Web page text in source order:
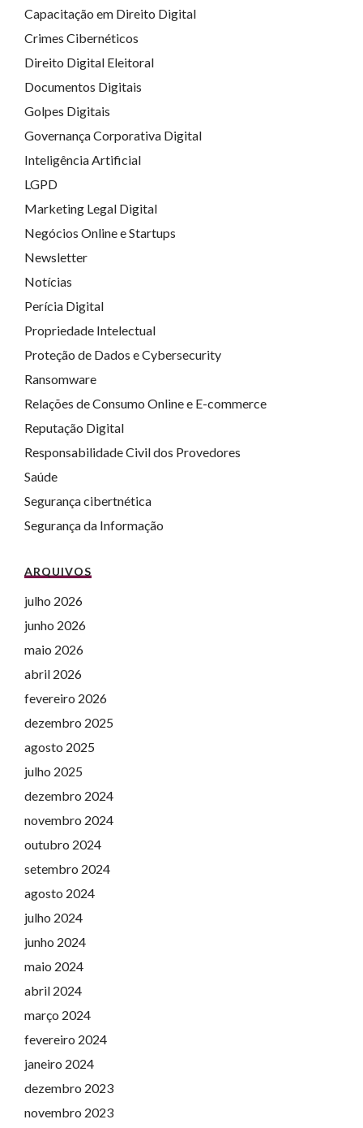
Capacitação em Direito Digital
Crimes Cibernéticos
Direito Digital Eleitoral
Documentos Digitais
Golpes Digitais
Governança Corporativa Digital
Inteligência Artificial
LGPD
Marketing Legal Digital
Negócios Online e Startups
Newsletter
Notícias
Perícia Digital
Propriedade Intelectual
Proteção de Dados e Cybersecurity
Ransomware
Relações de Consumo Online e E-commerce
Reputação Digital
Responsabilidade Civil dos Provedores
Saúde
Segurança cibertnética
Segurança da Informação
ARQUIVOS
julho 2026
junho 2026
maio 2026
abril 2026
fevereiro 2026
dezembro 2025
agosto 2025
julho 2025
dezembro 2024
novembro 2024
outubro 2024
setembro 2024
agosto 2024
julho 2024
junho 2024
maio 2024
abril 2024
março 2024
fevereiro 2024
janeiro 2024
dezembro 2023
novembro 2023